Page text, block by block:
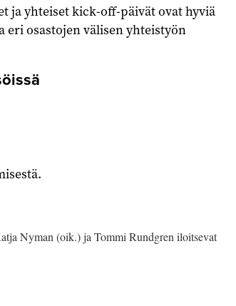
ja yhteiset kick-off-päivät ovat hyviä
eri osastojen välisen yhteistyön
Nyman (oik.) ja Tommi Rundgren iloitsevat